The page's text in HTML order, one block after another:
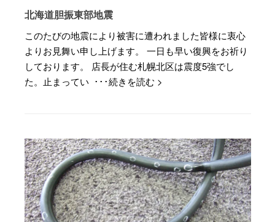
北海道胆振東部地震
このたびの地震により被害に遭われました皆様に衷心
よりお見舞い申し上げます。 一日も早い復興をお祈り
しております。 店長が住む札幌北区は震度5強でし
た。止まってい ･･･続きを読む >